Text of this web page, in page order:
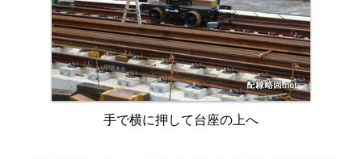
手で横に押して台座の上へ